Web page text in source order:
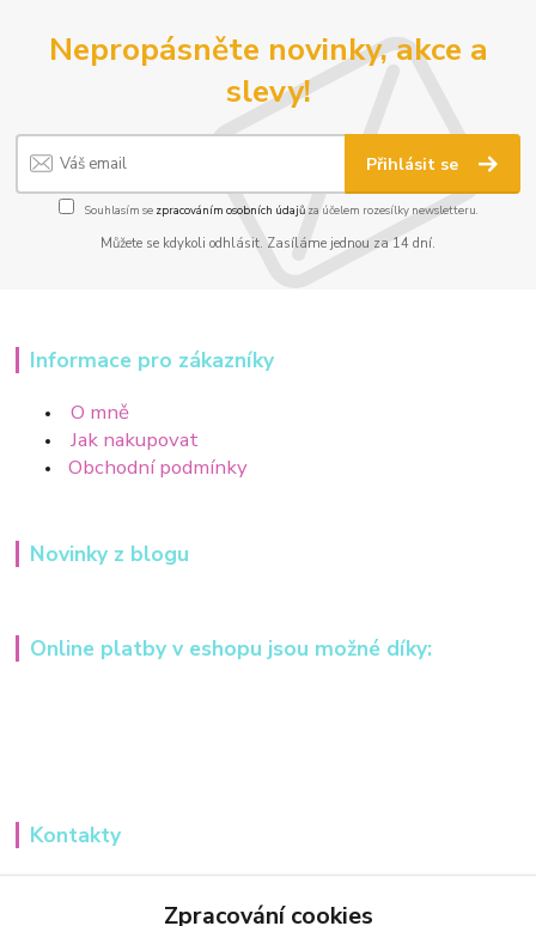
Nepropásněte novinky, akce a
slevy!
Přihlásit se
Souhlasím se zpracováním osobních údajůza účelem rozesílky newsletteru.
Můžete se kdykoli odhlásit. Zasíláme jednou za 14 dní.
Informace pro zákazníky
O mně
Jak nakupovat
Obchodní podmínky
Novinky z blogu
Online platby v eshopu jsou možné díky:
Kontakty
+420 607984148
Zpracování cookies